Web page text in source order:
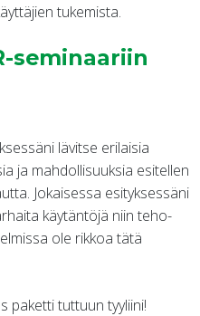
tukemista.
seminaariin
lävitse erilaisia
ja mahdollisuuksia esitellen
Jokaisessa esityksessäni
käytäntöjä niin teho-
ole rikkoa tätä
paketti tuttuun tyyliini!